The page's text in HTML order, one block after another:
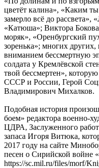
цветёт калина», «Каким
замерло всё до рассвета»,
«Катюша»; Виктора
моряк», «Оренбургский
зоренька»; многих других,
вниманием бессмертную
солдата у Кремлёвской
твой бессмертен»,
СССР и России, Герой
Владимирович Михалков.
Подобная история
боем» редактора военно-
ЦДРА, Заслуженного
запаса Игоря Витюка,
2017 году на сайте
песен о Сирийской войне
https://sc.mil.ru/files/morf/